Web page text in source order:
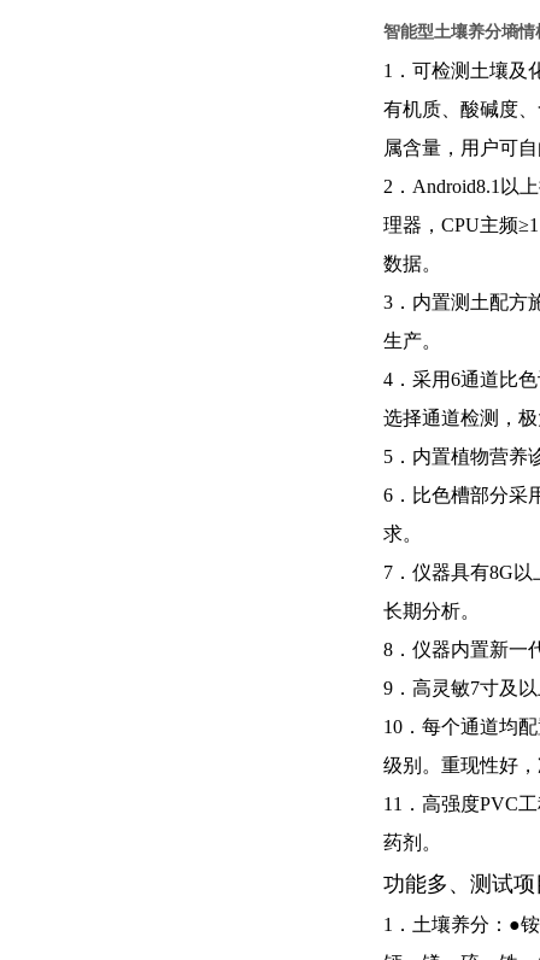
智能型土壤养分墒
1．可检测土壤及
有机质、酸碱度
属含量，用户可
2．Android8.1以
理器，CPU主频
数据。
3．内置测土配方
生产。
4． 采用6通道比
选择通道检测，
5．内置植物营养
6．比色槽部分采
求。
7．仪器具有8G以
长期分析。
8．仪器内置新一
9．高灵敏7寸及
10．每个通道均
级别。重现性好
11．高强度PVC
药剂。
功能多、测试
1．土壤养分：●